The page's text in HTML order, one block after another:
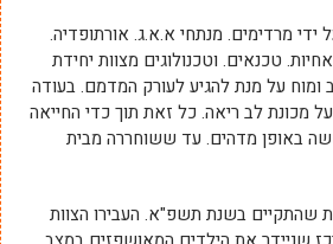
ידי מרדימים. מנתחי א.א.ג. אורתופדיה.
אחיות. טכנאים. וטכנולוגים מצוות יחידת
ומוח על מנת להגיע לעורק המדמם. בעודה
מכונת לב ריאה. כל זאת תוך כדי החייאה
באופן מדהים. עד ששוחררה מבית
שהתקיים בשנת תשפ"א. העבירו הצוות